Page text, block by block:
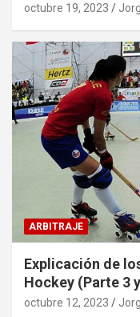
octubre 19, 2023
ARBITRAJE
Explicación de
Hockey (Parte 3
octubre 12, 2023